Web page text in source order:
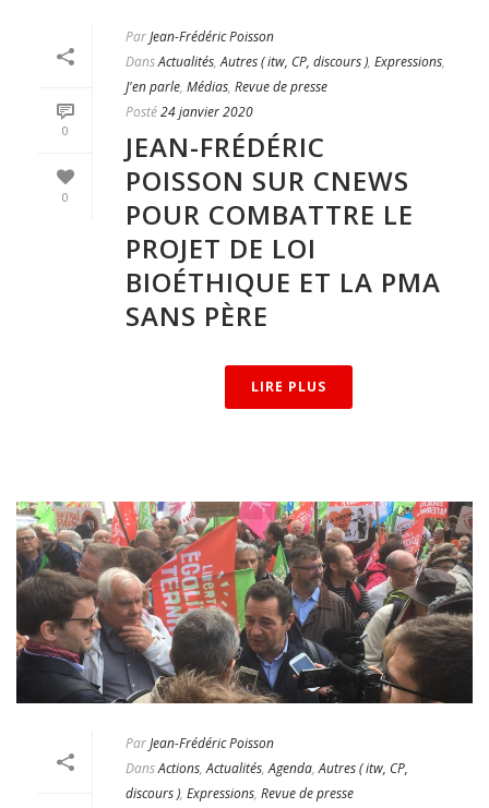
0
0
ParJean-Frédéric Poisson
DansActualités,Autres ( itw, CP, discours ), Expressions,
J'en parle, Médias, Revue de presse
Posté24 janvier 2020
JEAN-FRÉDÉRIC
POISSON SUR CNEWS
POUR COMBATTRE LE
PROJET DE LOI
BIOÉTHIQUE ET LA PMA
SANS PÈRE
LIRE PLUS
ParJean-Frédéric Poisson
DansActions,Actualités,Agenda,Autres ( itw, CP,
discours ), Expressions, Revue de presse